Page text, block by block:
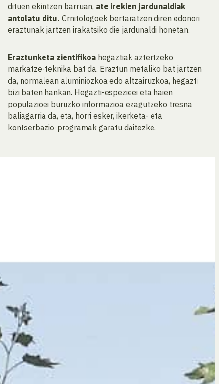
dituen ekintzen barruan, ate irekien jardunaldiak
antolatu ditu. Ornitologoek bertaratzen diren edonori
eraztunak jartzen irakatsiko die jardunaldi honetan.
Eraztunketa zientifikoa hegaztiak aztertzeko
markatze-teknika bat da. Eraztun metaliko bat jartzen
da, normalean aluminiozkoa edo altzairuzkoa, hegazti
bizi baten hankan. Hegazti-espezieei eta haien
populazioei buruzko informazioa ezagutzeko tresna
baliagarria da, eta, horri esker, ikerketa- eta
kontserbazio-programak garatu daitezke.